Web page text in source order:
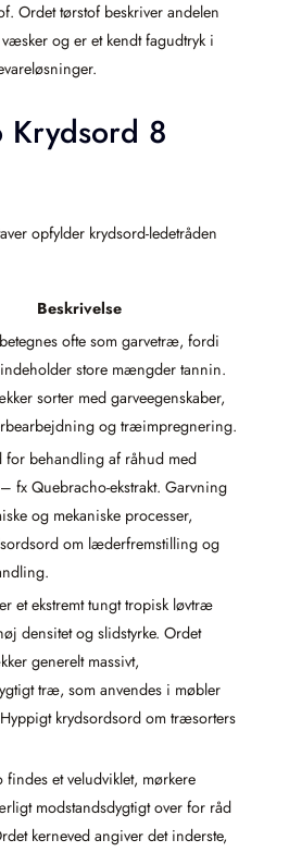
Ordet tørstof beskriver andelen
og er et kendt fagudtryk i
Krydsord 8
opfylder krydsord-ledetråden
Beskrivelse
ofte som garvetræ, fordi
store mængder tannin.
sorter med garveegenskaber,
og træimpregnering.
for behandling af råhud med
fx Quebracho-ekstrakt. Garvning
og mekaniske processer,
om læderfremstilling og
et ekstremt tungt tropisk løvtræ
densitet og slidstyrke. Ordet
generelt massivt,
træ, som anvendes i møbler
krydsordsord om træsorters
findes et veludviklet, mørkere
modstandsdygtigt over for råd
kerneved angiver det inderste,